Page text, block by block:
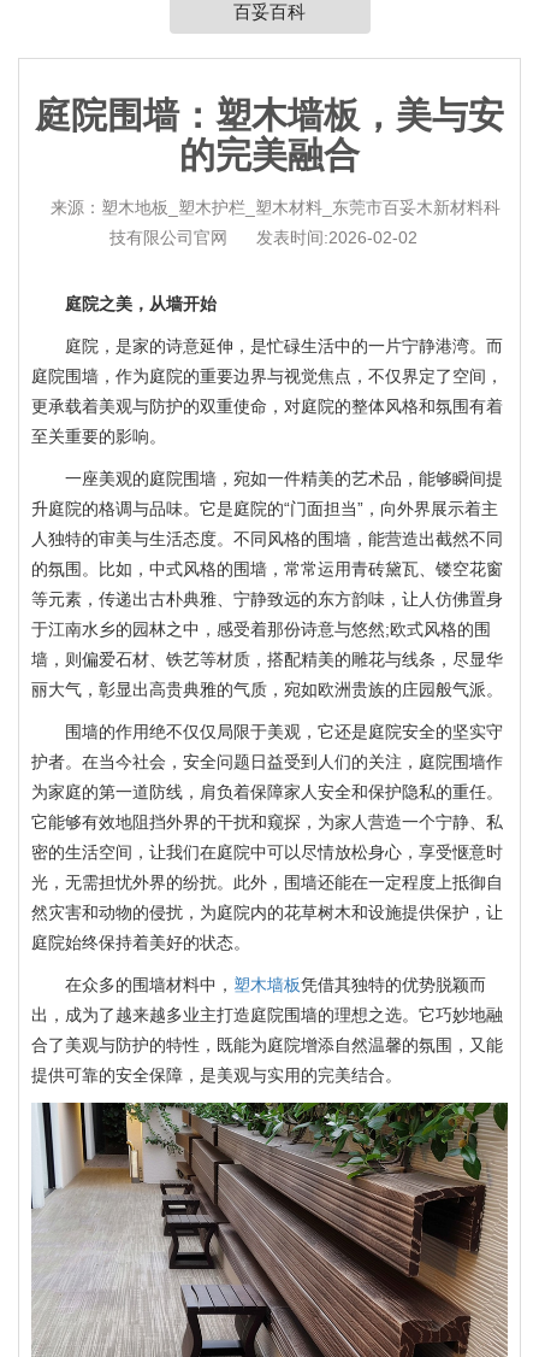
百妥百科
庭院围墙：塑木墙板，美与安
的完美融合
来源：塑木地板_塑木护栏_塑木材料_东莞市百妥木新材料科
技有限公司官网
发表时间:2026-02-02
庭院之美，从墙开始
庭院，是家的诗意延伸，是忙碌生活中的一片宁静港湾。而
庭院围墙，作为庭院的重要边界与视觉焦点，不仅界定了空间，
更承载着美观与防护的双重使命，对庭院的整体风格和氛围有着
至关重要的影响。
一座美观的庭院围墙，宛如一件精美的艺术品，能够瞬间提
升庭院的格调与品味。它是庭院的“门面担当”，向外界展示着主
人独特的审美与生活态度。不同风格的围墙，能营造出截然不同
的氛围。比如，中式风格的围墙，常常运用青砖黛瓦、镂空花窗
等元素，传递出古朴典雅、宁静致远的东方韵味，让人仿佛置身
于江南水乡的园林之中，感受着那份诗意与悠然;欧式风格的围
墙，则偏爱石材、铁艺等材质，搭配精美的雕花与线条，尽显华
丽大气，彰显出高贵典雅的气质，宛如欧洲贵族的庄园般气派。
围墙的作用绝不仅仅局限于美观，它还是庭院安全的坚实守
护者。在当今社会，安全问题日益受到人们的关注，庭院围墙作
为家庭的第一道防线，肩负着保障家人安全和保护隐私的重任。
它能够有效地阻挡外界的干扰和窥探，为家人营造一个宁静、私
密的生活空间，让我们在庭院中可以尽情放松身心，享受惬意时
光，无需担忧外界的纷扰。此外，围墙还能在一定程度上抵御自
然灾害和动物的侵扰，为庭院内的花草树木和设施提供保护，让
庭院始终保持着美好的状态。
在众多的围墙材料中， 塑木墙板凭借其独特的优势脱颖而
出，成为了越来越多业主打造庭院围墙的理想之选。它巧妙地融
合了美观与防护的特性，既能为庭院增添自然温馨的氛围，又能
提供可靠的安全保障，是美观与实用的完美结合。